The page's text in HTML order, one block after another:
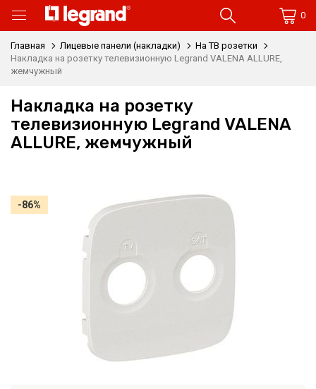
0
Главная Лицевые панели (накладки)
На ТВ розетки
Накладка на розетку телевизионную Legrand VALENA ALLURE,
жемчужный
Накладка на розетку
телевизионную Legrand VALENA
ALLURE, жемчужный
-86%